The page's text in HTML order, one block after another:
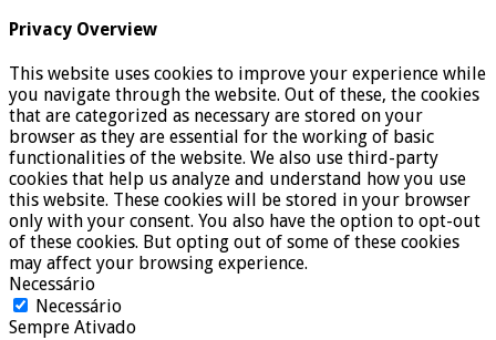
Privacy Overview
This website uses cookies to improve your experience while
you navigate through the website. Out of these, the cookies
that are categorized as necessary are stored on your
browser as they are essential for the working of basic
functionalities of the website. We also use third-party
cookies that help us analyze and understand how you use
this website. These cookies will be stored in your browser
only with your consent. You also have the option to opt-out
of these cookies. But opting out of some of these cookies
may affect your browsing experience.
Necessário
Necessário
Sempre Ativado